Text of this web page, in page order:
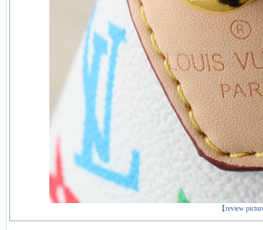
【review
下一张